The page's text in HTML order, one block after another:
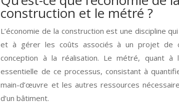
construction et le métré ?
L’économie de la construction est une discipline
et à gérer les coûts associés à un projet de
conception à la réalisation. Le métré, quant à
essentielle de ce processus, consistant à
main-d’œuvre et les autres ressources
d’un bâtiment.